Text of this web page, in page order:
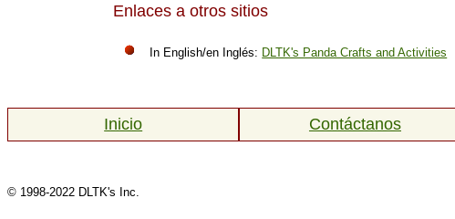
Enlaces a otros sitios
In English/en Inglés: DLTK's Panda Crafts and Activities
Inicio Contáctanos
© 1998-2022 DLTK's Inc.